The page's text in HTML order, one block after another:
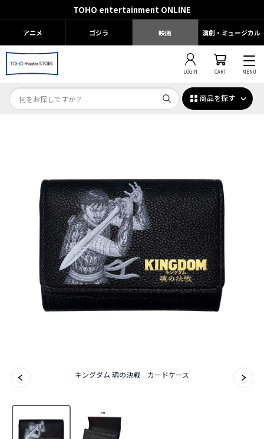
TOHO entertainment ONLINE
アニメ ゴジラ 映画 演劇・ミュージカル
LOGIN CART MENU
商品を探す
キングダム 魂の決戦 カードケース